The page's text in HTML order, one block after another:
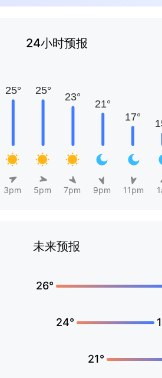
24小时预报
3pm 5pm 7pm 9pm 11pm
未来预报
26°
24°
21°